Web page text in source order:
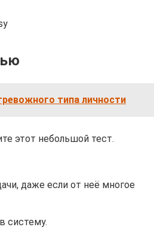
типа личности
этот небольшой тест.
даже если от неё многое
систему.